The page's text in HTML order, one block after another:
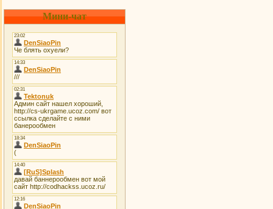
Мини-чат